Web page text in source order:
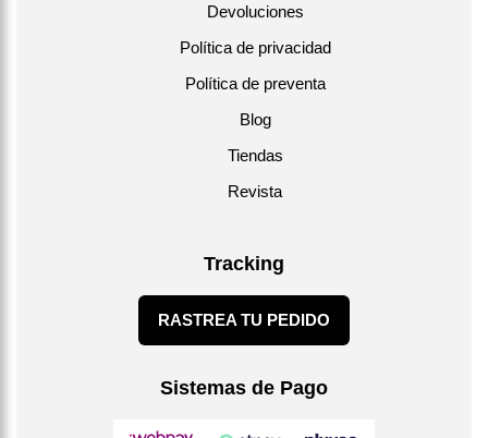
Devoluciones
Política de privacidad
Política de preventa
Blog
Tiendas
Revista
Tracking
RASTREA TU PEDIDO
Sistemas de Pago